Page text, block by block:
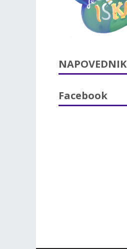
NAPOVEDNIK
Facebook